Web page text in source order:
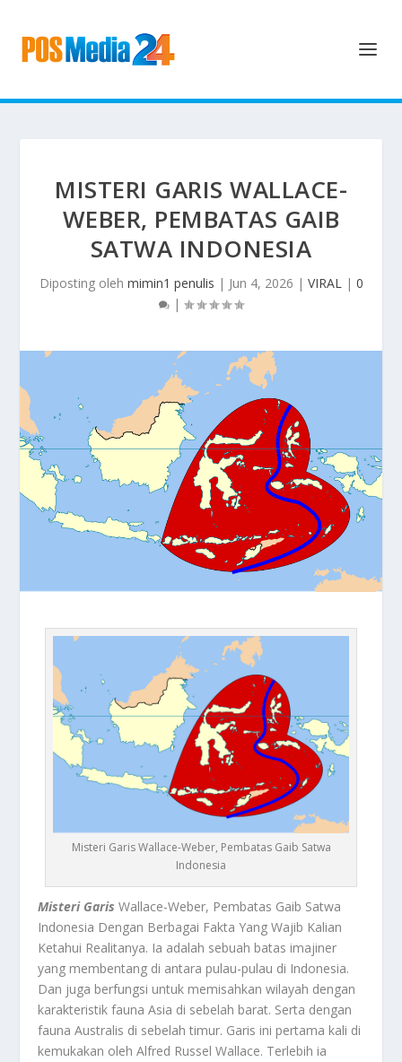
MISTERI GARIS WALLACE-
WEBER, PEMBATAS GAIB
SATWA INDONESIA
Diposting oleh mimin1 penulis | Jun 4, 2026 | VIRAL| 0
|
Misteri Garis Wallace-Weber, Pembatas Gaib Satwa
Indonesia
Misteri Garis Wallace-Weber, Pembatas Gaib Satwa
Indonesia Dengan Berbagai Fakta Yang Wajib Kalian
Ketahui Realitanya. Ia adalah sebuah batas imajiner
yang membentang di antara pulau-pulau di Indonesia.
Dan juga berfungsi untuk memisahkan wilayah dengan
karakteristik fauna Asia di sebelah barat. Serta dengan
fauna Australis di sebelah timur. Garis ini pertama kali di
kemukakan oleh Alfred Russel Wallace. Terlebih ia